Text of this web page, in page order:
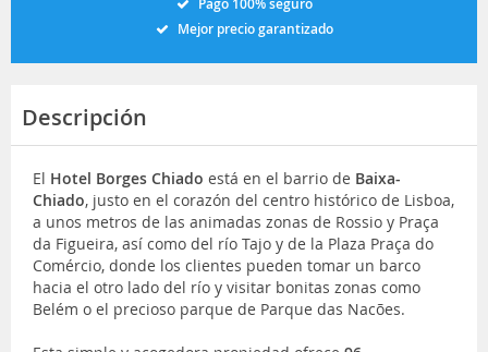
Mejor precio garantizado
Descripción
El Hotel Borges Chiado está en el barrio de Baixa-
Chiado, justo en el corazón del centro histórico de Lisboa,
a unos metros de las animadas zonas de Rossio y Praça
da Figueira, así como del río Tajo y de la Plaza Praça do
Comércio, donde los clientes pueden tomar un barco
hacia el otro lado del río y visitar bonitas zonas como
Belém o el precioso parque de Parque das Nacões.